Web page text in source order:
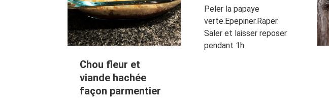
Chou fleur et
viande hachée
façon parmentier
Peler la papaye
verte.Epepiner.Raper.
Saler et laisser reposer
pendant 1h.